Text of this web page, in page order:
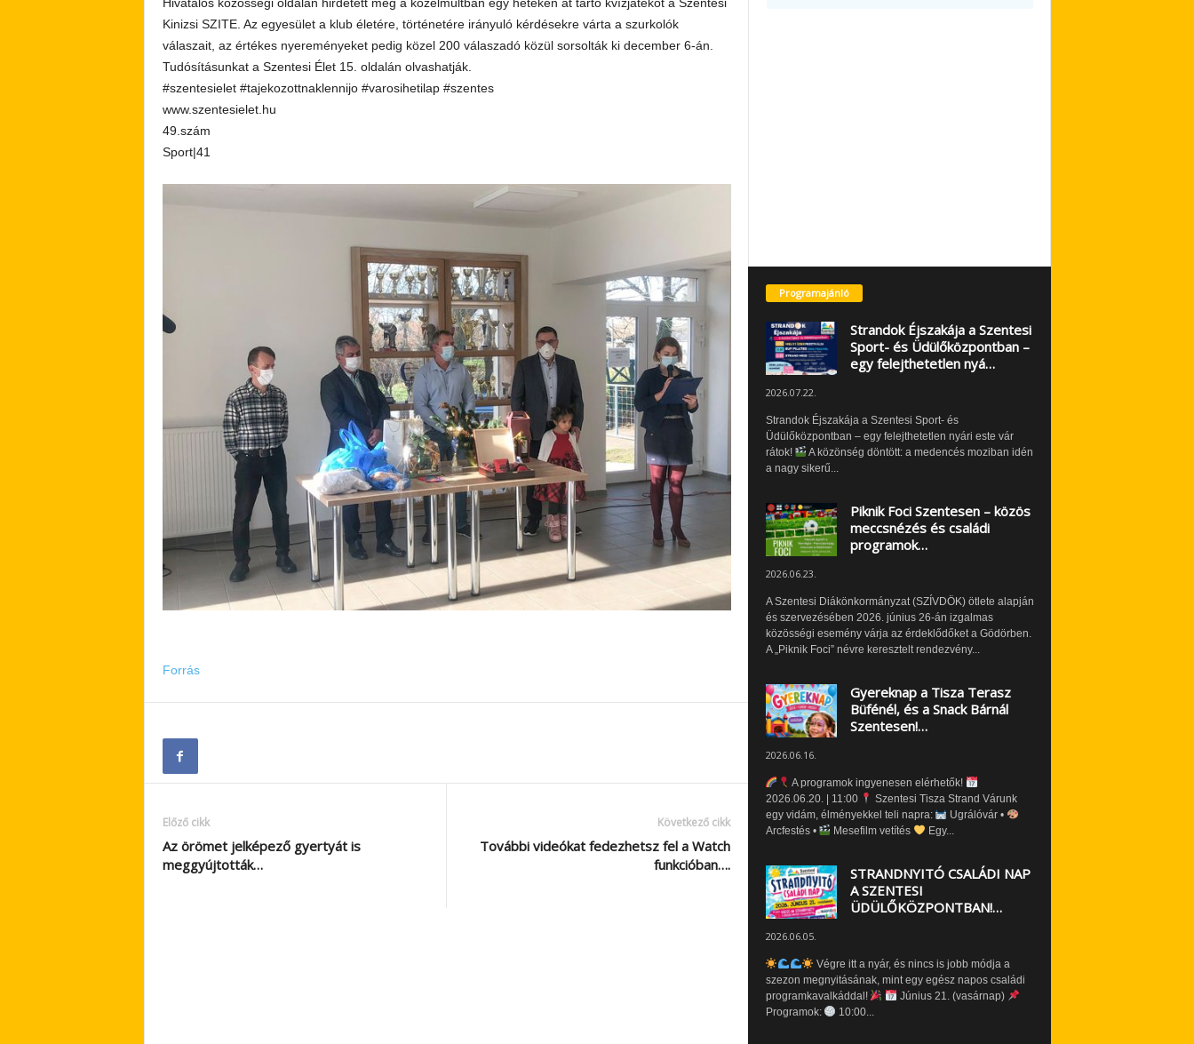
Kinizsi SZITE. Az egyesület a klub életére, történetére irányuló kérdésekre várta a szurkolók
válaszait, az értékes nyereményeket pedig közel 200 válaszadó közül sorsolták ki december 6-án.
Tudósításunkat a Szentesi Élet 15. oldalán olvashatják.
#szentesielet #tajekozottnaklennijo #varosihetilap #szentes
www.szentesielet.hu
49.szám
Sport|41
Forrás
Előző cikk
Az örömet jelképező gyertyát is
meggyújtották…
Következő cikk
További videókat fedezhetsz fel a Watch
funkcióban….
Programajánló
Strandok Éjszakája a Szentesi
Sport- és Üdülőközpontban –
egy felejthetetlen nyá…
2026.07.22.
Strandok Éjszakája a Szentesi Sport- és
Üdülőközpontban – egy felejthetetlen nyári este vár
rátok!
A közönség döntött: a medencés moziban idén
a nagy sikerű...
Piknik Foci Szentesen – közös
meccsnézés és családi
programok…
2026.06.23.
A Szentesi Diákönkormányzat (SZÍVDÖK) ötlete alapján
és szervezésében 2026. június 26-án izgalmas
közösségi esemény várja az érdeklődőket a Gödörben.
A „Piknik Foci” névre keresztelt rendezvény...
Gyereknap a Tisza Terasz
Büfénél, és a Snack Bárnál
Szentesen!…
2026.06.16.
A programok ingyenesen elérhetők!
2026.06.20. | 11:00
Szentesi Tisza Strand Várunk
egy vidám, élményekkel teli napra:
Ugrálóvár •
Arcfestés •
Mesefilm vetítés Egy...
STRANDNYITÓ CSALÁDI NAP
A SZENTESI
ÜDÜLŐKÖZPONTBAN!…
2026.06.05.
Végre itt a nyár, és nincs is jobb módja a
szezon megnyitásának, mint egy egész napos családi
programkavalkáddal!
Június 21. (vasárnap)
Programok:
10:00...